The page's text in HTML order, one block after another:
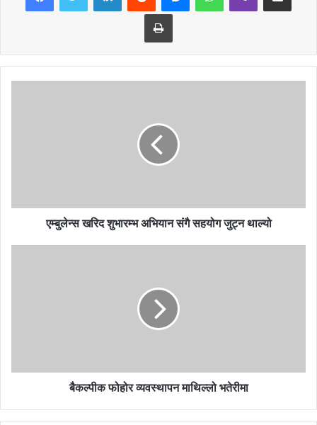
भानु नगरपालिकामा भेटिएको छ । तर भानु नगरपालिका अहिले पनि उक्त
पालिकामा निषेधाज्ञा लगाईएको छ । अन्य पालिकामा भने लकडाउन र निषेधाज्ञा
हटाई जनजीवन सामान्य रुपमा आईपुगेको छ । त्यस्तै आँबुखैरेनी गाँउपालिका १२
शैयाको आईशोलसन कक्ष निर्माण गरेको छ । बन्दिपूर गाँपालिकाले भने यस अघि नै
१५ शैयाको आईसोलेसन निर्माण गरि सकेको थियो । अहिले उक्त आईसोलेसनमा १
यस भन्दा अघि पालिकाले स्थानीय स्वास्थ्य चौकीलाई र कतिपयले सामुदायिक
विद्यालयको भवनलाई आइसोलेसनका रुपमा प्रयोग गदै आईरहेका थिए । स्थानीय
आइसोलेसनमा रहेका सक्रिय संक्रमित ८२ जना रहेका छन् । जिल्लामा कुल
संक्रमितको संख्या ३ सय नाघिसक्दा ३ जनाको मृत्यु भइसकेको छ ।
Print
एम्बुलेन्स खरिद शुभारम्भ अभियान संगै सहयोग जुट्न थाल्यो
बैकल्पीक फोहोर व्यवस्थापन माथिल्लो भतेरीमा